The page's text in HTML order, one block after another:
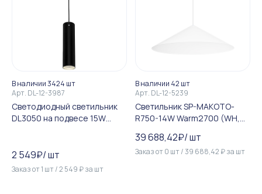
В наличии 3424 шт
Арт. DL-12-3987
Светодиодный светильник
DL3050 на подвесе 15W
2 549₽/шт
Заказ от1 шт/2 549 ₽за шт
В наличии 42 шт
Арт. DL-12-5239
Светильник SP-MAKOTO-
R750-14W Warm2700 (WH,
39 688,42₽/шт
Заказ от0 шт/39 688,42 ₽за шт